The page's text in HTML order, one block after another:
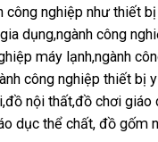
công nghiệp như thiết
dụng,ngành công
máy lạnh,ngành
công nghiệp thiết bị
nội thất,đồ chơi giáo
dục thể chất, đồ gốm